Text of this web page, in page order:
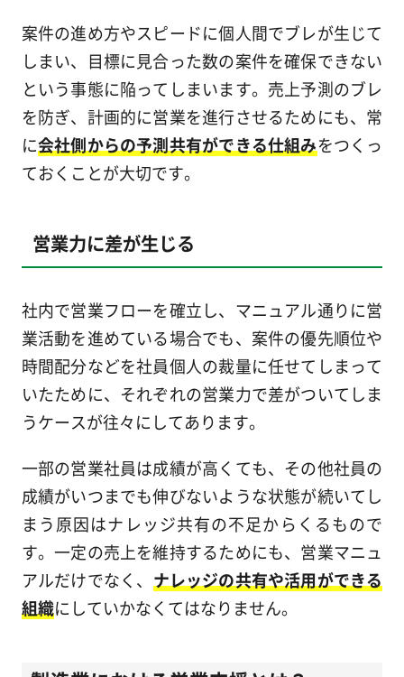
案件の進め方やスピードに個人間でブレが生じて
しまい、目標に見合った数の案件を確保できない
という事態に陥ってしまいます。売上予測のブレ
を防ぎ、計画的に営業を進行させるためにも、常
に会社側からの予測共有ができる仕組みをつくっ
ておくことが大切です。
営業力に差が生じる
社内で営業フローを確立し、マニュアル通りに営
業活動を進めている場合でも、案件の優先順位や
時間配分などを社員個人の裁量に任せてしまって
いたために、それぞれの営業力で差がついてしま
うケースが往々にしてあります。
一部の営業社員は成績が高くても、その他社員の
成績がいつまでも伸びないような状態が続いてし
まう原因はナレッジ共有の不足からくるもので
す。一定の売上を維持するためにも、営業マニュ
アルだけでなく、 ナレッジの共有や活用ができる
組織にしていかなくてはなりません。